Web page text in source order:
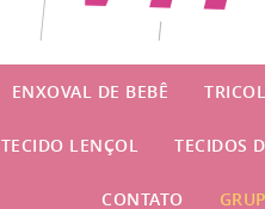
ENXOVAL DE BEBÊ
TECIDO LENÇOL TECIDOS
CONTATO